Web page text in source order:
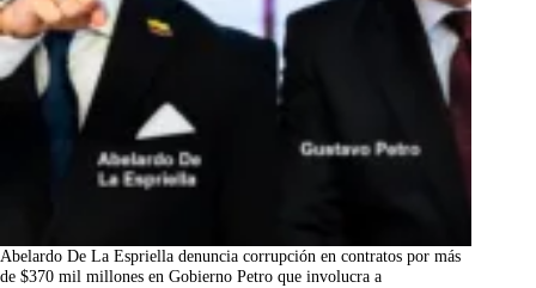
Abelardo De La Espriella denuncia corrupción en contratos por más
de $370 mil millones en Gobierno Petro que involucra a